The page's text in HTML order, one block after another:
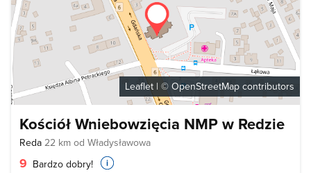
Leaflet | © OpenStreetMap contributors
Kościół Wniebowzięcia NMP w Redzie
Reda 22 km od Władysławowa
9 Bardzo dobry!